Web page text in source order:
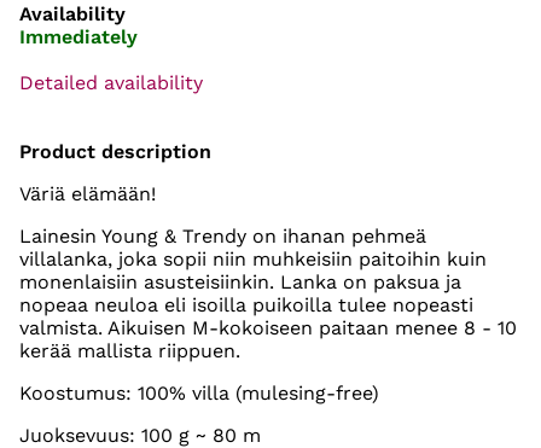
Availability
Immediately
Detailed availability
Product description
Väriä elämään!
Lainesin Young & Trendy on ihanan pehmeä
villalanka, joka sopii niin muhkeisiin paitoihin kuin
monenlaisiin asusteisiinkin. Lanka on paksua ja
nopeaa neuloa eli isoilla puikoilla tulee nopeasti
valmista. Aikuisen M-kokoiseen paitaan menee 8 - 10
kerää mallista riippuen.
Koostumus: 100% villa (mulesing-free)
Juoksevuus: 100 g ~ 80 m